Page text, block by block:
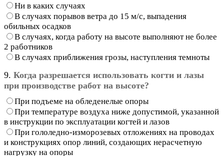
Ни в каких случаях
В случаях порывов ветра до 15 м/с, выпадения
обильных осадков
В случаях, когда работу на высоте выполняют не более
2 работников
В случаях приближения грозы, наступления темноты
9. Когда разрешается использовать когти и лазы
при производстве работ на высоте?
При подъеме на обледенелые опоры
При температуре воздуха ниже допустимой, указанной
в инструкции по эксплуатации когтей и лазов
При гололедно-изморозевых отложениях на проводах
и конструкциях опор линий, создающих нерасчетную
нагрузку на опоры